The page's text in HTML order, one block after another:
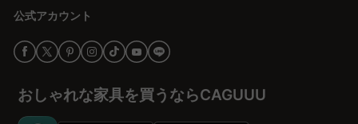
公式アカウント
おしゃれな家具を買うならCAGUUU